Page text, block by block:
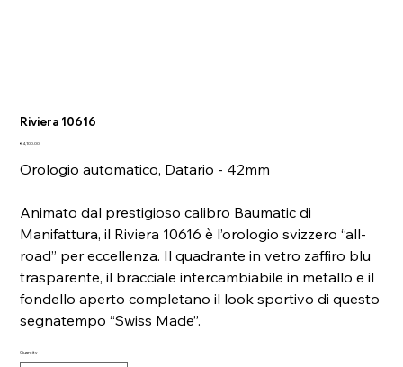
Riviera 10616
Price
€4,100.00
Orologio automatico, Datario - 42mm
Animato dal prestigioso calibro Baumatic di
Manifattura, il Riviera 10616 è l’orologio svizzero “all-
road” per eccellenza. Il quadrante in vetro zaffiro blu
trasparente, il bracciale intercambiabile in metallo e il
fondello aperto completano il look sportivo di questo
segnatempo “Swiss Made”.
Quantity